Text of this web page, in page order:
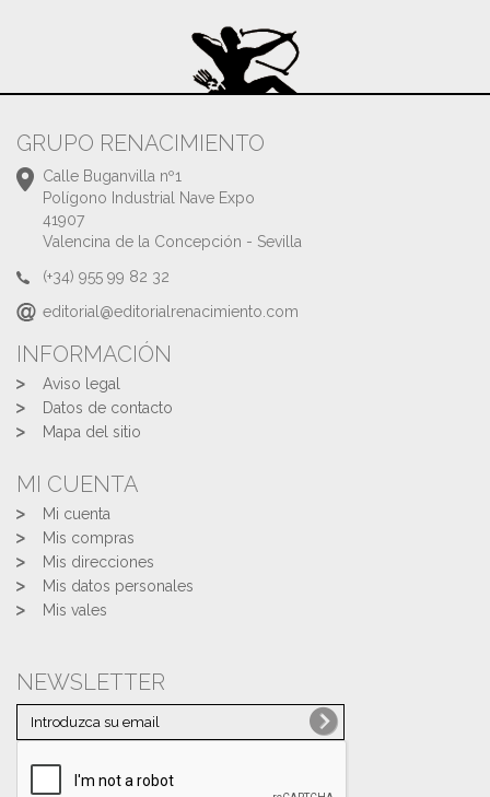
GRUPO RENACIMIENTO
Calle Buganvilla nº1
Polígono Industrial Nave Expo
41907
Valencina de la Concepción - Sevilla
(+34) 955 99 82 32
editorial@editorialrenacimiento.com
INFORMACIÓN
Aviso legal
Datos de contacto
Mapa del sitio
MI CUENTA
Mi cuenta
Mis compras
Mis direcciones
Mis datos personales
Mis vales
NEWSLETTER